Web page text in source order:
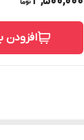
افزودن